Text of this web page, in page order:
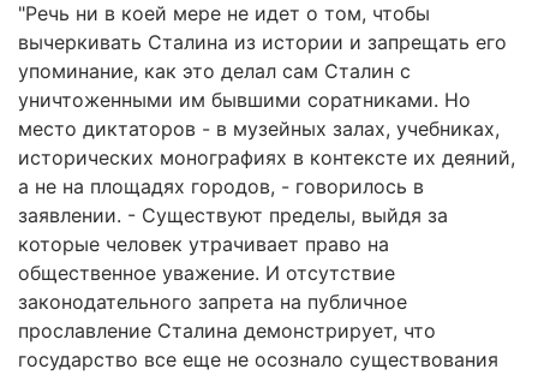
"Речь ни в коей мере не идет о том, чтобы
вычеркивать Сталина из истории и запрещать его
упоминание, как это делал сам Сталин с
уничтоженными им бывшими соратниками. Но
место диктаторов - в музейных залах, учебниках,
исторических монографиях в контексте их деяний,
а не на площадях городов, - говорилось в
заявлении. - Существуют пределы, выйдя за
которые человек утрачивает право на
общественное уважение. И отсутствие
законодательного запрета на публичное
прославление Сталина демонстрирует, что
государство все еще не осознало существования